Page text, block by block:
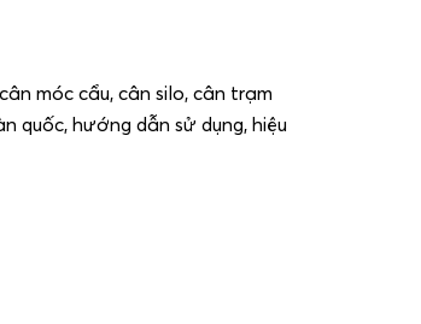
móc cẩu, cân silo, cân trạm
quốc, hướng dẫn sử dụng, hiệu